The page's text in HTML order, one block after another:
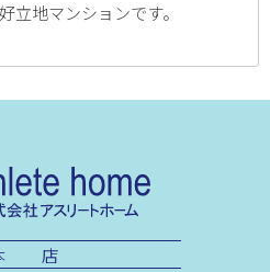
立地マンションです。
店